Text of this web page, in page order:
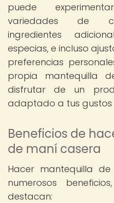
puede
variedades de
ingredientes
especias, e incluso
preferencias
propia mantequilla
disfrutar de un
adaptado a tus gustos
Beneficios de
de maní casera
Hacer mantequilla
numerosos
destacan: